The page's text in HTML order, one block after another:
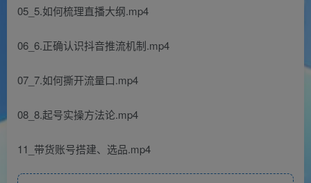
05_5.如何梳理直播大纲.mp4
06_6.正确认识抖音推流机制.mp4
07_7.如何撕开流量口.mp4
08_8.起号实操方法论.mp4
11_带货账号搭建、选品.mp4